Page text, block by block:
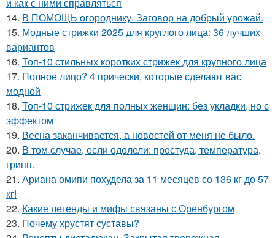
14. В ПОМОЩЬ огороднику. Заговор на добрый урожай.
15. Модные стрижки 2025 для круглого лица: 36 лучших
вариантов
16. Топ-10 стильных коротких стрижек для крупного лица
17. Полное лицо? 4 прически, которые сделают вас
модной
18. Топ-10 стрижек для полных женщин: без укладки, но с
эффектом
19. Весна заканчивается, а новостей от меня не было.
20. В том случае, если одолели: простуда, температура,
грипп.
21. Ариана омипи похудела за 11 месяцев со 136 кг до 57
кг!
22. Какие легенды и мифы связаны с Оренбургом
23. Почему хрустят суставы?